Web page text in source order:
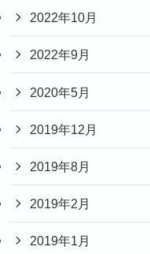
2022年10月
2022年9月
2020年5月
2019年12月
2019年8月
2019年2月
2019年1月